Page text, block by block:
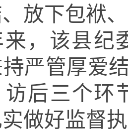
放下包袱
来，该县纪
严管厚爱
访后三个环
做好监督